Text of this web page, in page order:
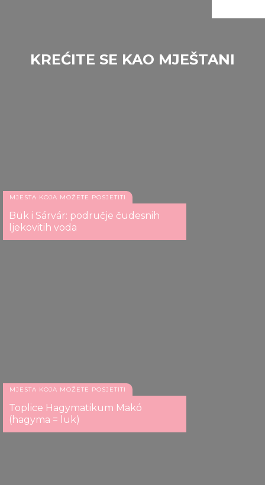
Ljekovito i avanturističko kupalište Zalakaros
KREĆITE SE KAO MJEŠTANI
MJESTA KOJA MOŽETE POSJETITI
Bük i Sárvár: područje čudesnih
ljekovitih voda
MJESTA KOJA MOŽETE POSJETITI
Toplice Hagymatikum Makó
(hagyma = luk)